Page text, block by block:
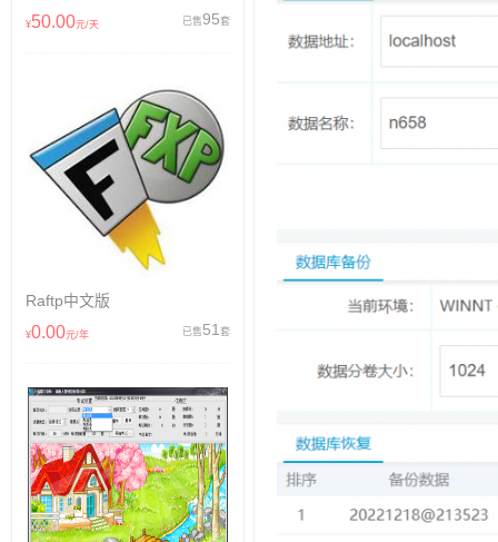
¥50.00元/天 已售95套
Raftp中文版
¥0.00元/年 已售 51 套